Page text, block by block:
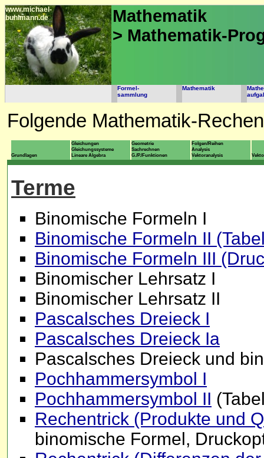
www.michael-
buhlmann.de
Mathematik
> Mathematik-
Formel-
sammlung
Mathematik
Folgende Mathematik-
Grundlagen
Gleichungen
Gleichungssysteme
Lineare Algebra
Geometrie
Sachrechnen
G./P./Funktionen
Folgen/Reihen
Analysis
Vektoranalysis
Terme
Binomische Formeln I
Binomische Formeln II
Binomische Formeln III
Binomischer Lehrsatz I
Binomischer Lehrsatz II
Pascalsches Dreieck I
Pascalsches Dreieck Ia
Pascalsches Dreieck und
Pochhammersymbol I
Pochhammersymbol II
Rechentrick (Produkte und
binomische Formel,